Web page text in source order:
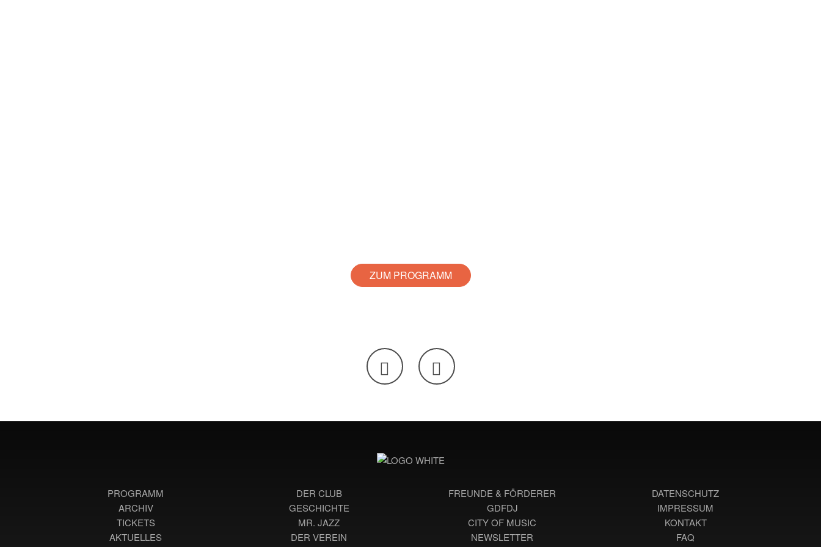
ZUM PROGRAMM
PROGRAMM
ARCHIV
TICKETS
AKTUELLES
DER CLUB
GESCHICHTE
MR. JAZZ
DER VEREIN
FREUNDE & FÖRDERER
GDFDJ
CITY OF MUSIC
NEWSLETTER
DATENSCHUTZ
IMPRESSUM
KONTAKT
FAQ